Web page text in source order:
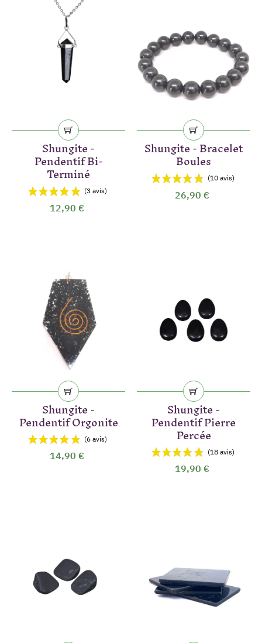
Shungite -
Pendentif Bi-
Terminé
12,90 €
Shungite - Bracelet
Boules
26,90 €
Shungite -
Pendentif Orgonite
14,90 €
Shungite -
Pendentif Pierre
Percée
19,90 €